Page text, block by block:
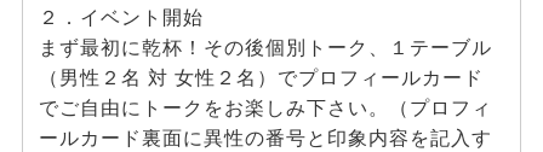
２．イベント開始
まず最初に乾杯！その後個別トーク、１テーブル
（男性２名 対 女性２名）でプロフィールカード
でご自由にトークをお楽しみ下さい。（プロフィ
ールカード裏面に異性の番号と印象内容を記入す